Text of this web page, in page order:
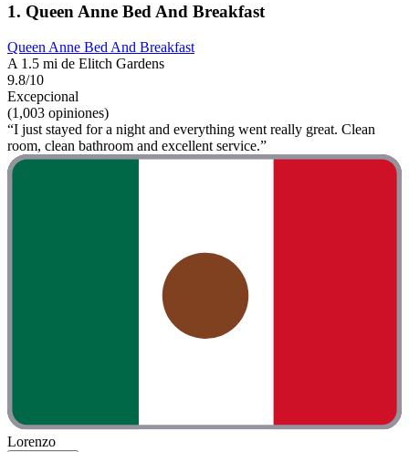
1. Queen Anne Bed And Breakfast
Queen Anne Bed And Breakfast
A 1.5 mi de Elitch Gardens
9.8/10
Excepcional
(1,003 opiniones)
“I just stayed for a night and everything went really great. Clean
room, clean bathroom and excellent service.”
Lorenzo